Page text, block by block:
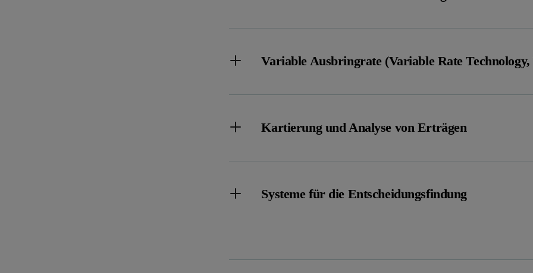
Variable Ausbringrate (Variable Rate
Kartierung und Analyse von Erträgen
Systeme für die Entscheidungsfindung